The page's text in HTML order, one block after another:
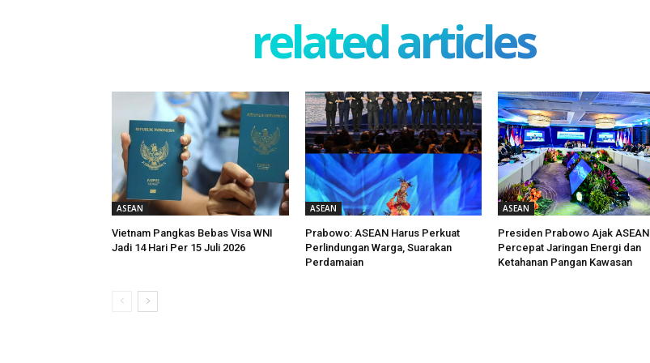
related articles
ASEAN
Vietnam Pangkas Bebas Visa WNI
Jadi 14 Hari Per 15 Juli 2026
ASEAN
Prabowo: ASEAN Harus Perkuat
Perlindungan Warga, Suarakan
Perdamaian
ASEAN
Presiden Prabowo Ajak ASEAN
Percepat Jaringan Energi dan
Ketahanan Pangan Kawasan